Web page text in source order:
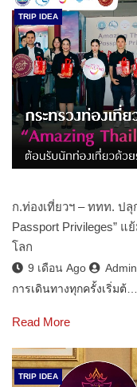
TRIP IDEA
ก.ท่องเที่ยวฯ – ททท. ปลุ
Passport Privileges”
โลก
9 เดือน Ago
การเดินทางทุกครั้งเริ่มต้…
Read More
TRIP IDEA